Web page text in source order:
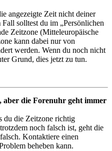
angezeigte Zeit nicht deiner
solltest du im „Persönlichen
Zeitzone (Mitteleuropäische
kann dabei nur von
werden. Wenn du noch nicht
Grund, dies jetzt zu tun.
aber die Forenuhr geht immer
du die Zeitzone richtig
noch falsch ist, geht die
Kontaktiere einen
beheben kann.